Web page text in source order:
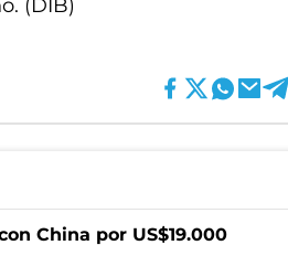
(DIB)
China por US$19.000